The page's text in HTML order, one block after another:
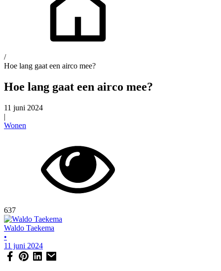
/
Hoe lang gaat een airco mee?
Hoe lang gaat een airco mee?
11 juni 2024
|
Wonen
637
Waldo Taekema
•
11 juni 2024